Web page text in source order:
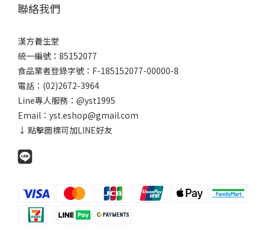
聯絡我們
漢方養生堂
統一編號：85152077
食品業者登錄字號：F-185152077-00000-8
電話：(02)2672-3964
Line專人服務： @yst1995
Email：yst.eshop@gmail.com
↓ 點擊圖標可加LINE好友